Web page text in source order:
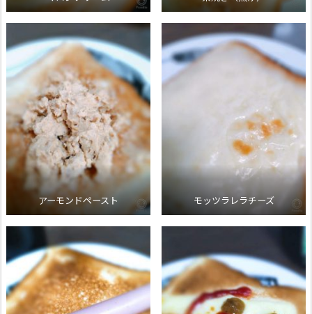
アーモンドペースト モッツラレラチーズ